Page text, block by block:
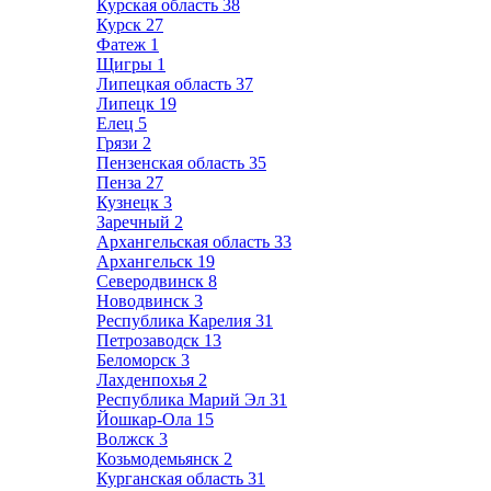
Курская область 38
Курск 27
Фатеж 1
Щигры 1
Липецкая область 37
Липецк 19
Елец 5
Грязи 2
Пензенская область 35
Пенза 27
Кузнецк 3
Заречный 2
Архангельская область 33
Архангельск 19
Северодвинск 8
Новодвинск 3
Республика Карелия 31
Петрозаводск 13
Беломорск 3
Лахденпохья 2
Республика Марий Эл 31
Йошкар-Ола 15
Волжск 3
Козьмодемьянск 2
Курганская область 31